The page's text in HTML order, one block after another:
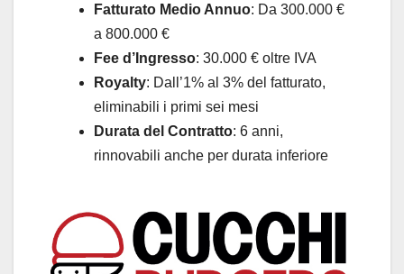
Fatturato Medio Annuo: Da 300.000 €
a 800.000 €
Fee d’Ingresso: 30.000 € oltre IVA
Royalty: Dall’1% al 3% del fatturato,
eliminabili i primi sei mesi
Durata del Contratto: 6 anni,
rinnovabili anche per durata inferiore